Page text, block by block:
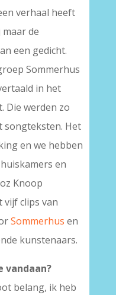
verhaal heeft
de
een gedicht.
Sommerhus
in het
Die werden zo
songteksten. Het
en we hebben
en
Knoop
vijf clips van
Sommerhus en
kunstenaars.
vandaan?
belang, ik heb